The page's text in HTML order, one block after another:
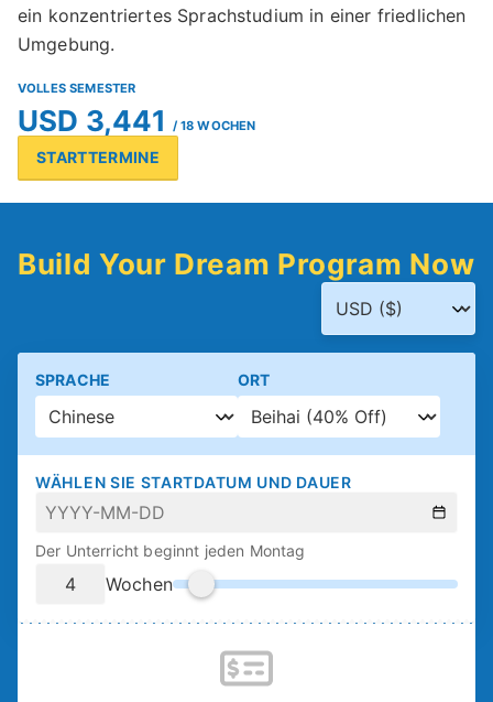
ein konzentriertes Sprachstudium in einer friedlichen
Umgebung.
VOLLES SEMESTER
USD 3,441 / 18 WOCHEN
STARTTERMINE
Build Your Dream Program Now
SPRACHE ORT
WÄHLEN SIE STARTDATUM UND DAUER
Der Unterricht beginnt jeden Montag
Wochen